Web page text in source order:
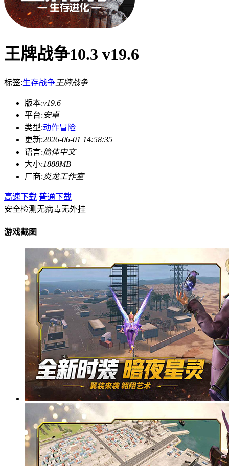
王牌战争10.3 v19.6
标签:生存战争 王牌战争
版本:v19.6
平台:安卓
类型:动作冒险
更新:2026-06-01 14:58:35
语言:简体中文
大小:1888MB
厂商:炎龙工作室
高速下载 普通下载
安全检测无病毒无外挂
游戏截图